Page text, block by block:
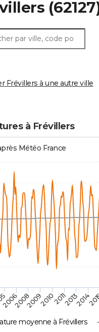
Frévillers à une autre ville
à Frévillers
Météo France
moyenne à Frévillers
2014
200620082009201020112013